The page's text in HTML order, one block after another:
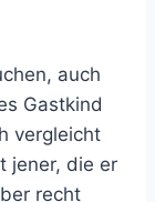
auch
Gastkind
vergleicht
jener, die er
recht